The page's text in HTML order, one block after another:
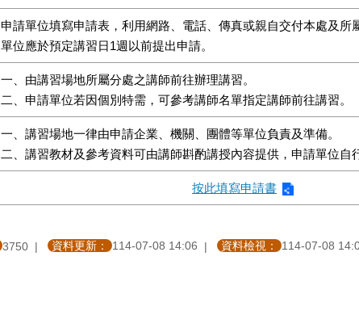
申請單位填寫申請表，利用網路、電話、傳真或親自交付本處及所
單位應於預定講習日1週以前提出申請。
一、由講習場地所屬分處之講師前往辦理講習。
二、申請單位若因個別特需，可參考講師名單指定講師前往講習。
一、講習場地一律由申請企業、機關、團體等單位負責及準備。
二、講習教材及參考資料可由講師斟酌講授內容提供，申請單位自
按此填寫申請書
3750 資料更新： 114-07-08 14:06 資料檢視： 114-07-08